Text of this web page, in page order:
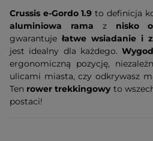
Crussis e-Gordo 1.9 to definicja
aluminiowa rama z nisko
gwarantuje łatwe wsiadanie i
jest idealny dla każdego.
ergonomiczną pozycję,
ulicami miasta, czy odkrywasz
Ten rower trekkingowyto
postaci!